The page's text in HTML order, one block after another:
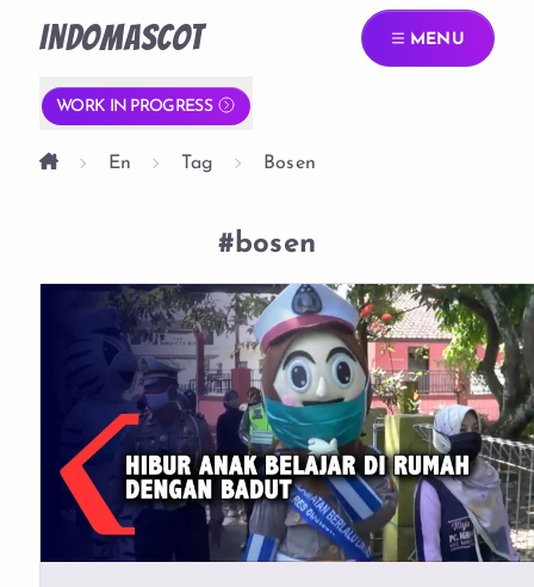
INDOMASCOT MENU
WORK IN PROGRESS
En Tag Bosen
#bosen